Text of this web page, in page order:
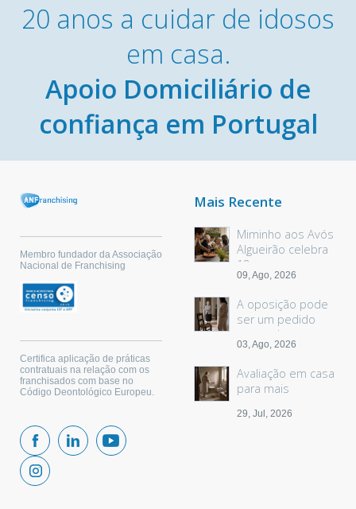
20 anos a cuidar de idosos
em casa.
Apoio Domiciliário de
confiança em Portugal
Membro fundador da Associação
Nacional de Franchising
Certifica aplicação de práticas
contratuais na relação com os
franchisados com base no
Código Deontológico Europeu.
Mais Recente
Miminho aos Avós
Algueirão celebra
18 anos
09, Ago, 2026
A oposição pode
ser um pedido
sem palavras
03, Ago, 2026
Avaliação em casa
para mais
29, Jul, 2026